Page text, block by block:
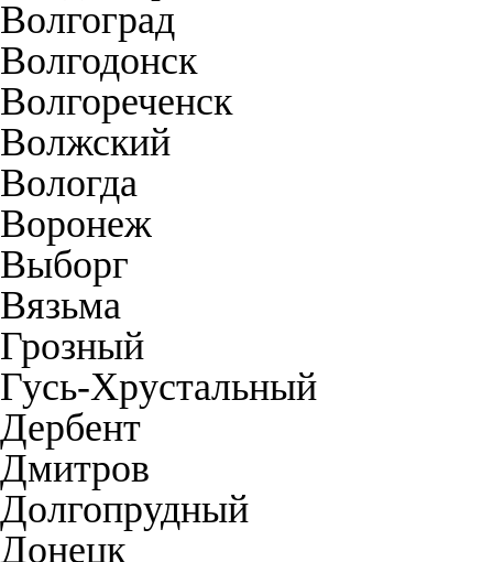
Волгоград
Волгодонск
Волгореченск
Волжский
Вологда
Воронеж
Выборг
Вязьма
Грозный
Гусь-Хрустальный
Дербент
Дмитров
Долгопрудный
Донецк